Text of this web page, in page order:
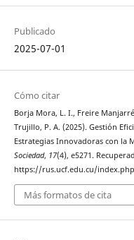
Publicado
2025-07-01
Cómo citar
Borja Mora, L. I., Freire
Trujillo, P. A. (2025). Gestión
Estrategias Innovadoras con la
Sociedad, 17(4), e5271.
https://rus.ucf.edu.cu/
Más formatos de cita